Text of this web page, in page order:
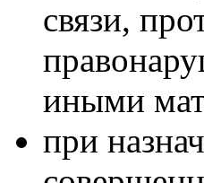
связи,
иными
при